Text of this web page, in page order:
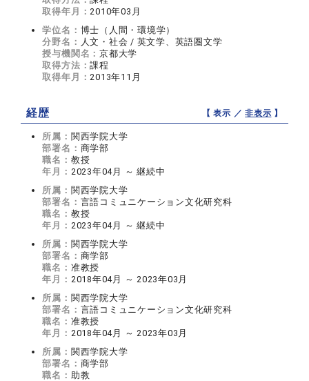
取得年月：2010年03月
学位名： 博士（人間・環境学）
分野名： 人文・社会 / 英文学、英語圏文学
授与機関名：京都大学
取得方法：課程
取得年月：2013年11月
経歴 【 表示 ／非表示 】
所属： 関西学院大学
部署名： 商学部
職名： 教授
年月： 2023年04月 ～ 継続中
所属： 関西学院大学
部署名： 言語コミュニケーション文化研究科
職名： 教授
年月： 2023年04月 ～ 継続中
所属： 関西学院大学
部署名： 商学部
職名： 准教授
年月： 2018年04月 ～ 2023年03月
所属： 関西学院大学
部署名： 言語コミュニケーション文化研究科
職名： 准教授
年月： 2018年04月 ～ 2023年03月
所属： 関西学院大学
部署名： 商学部
職名： 助教